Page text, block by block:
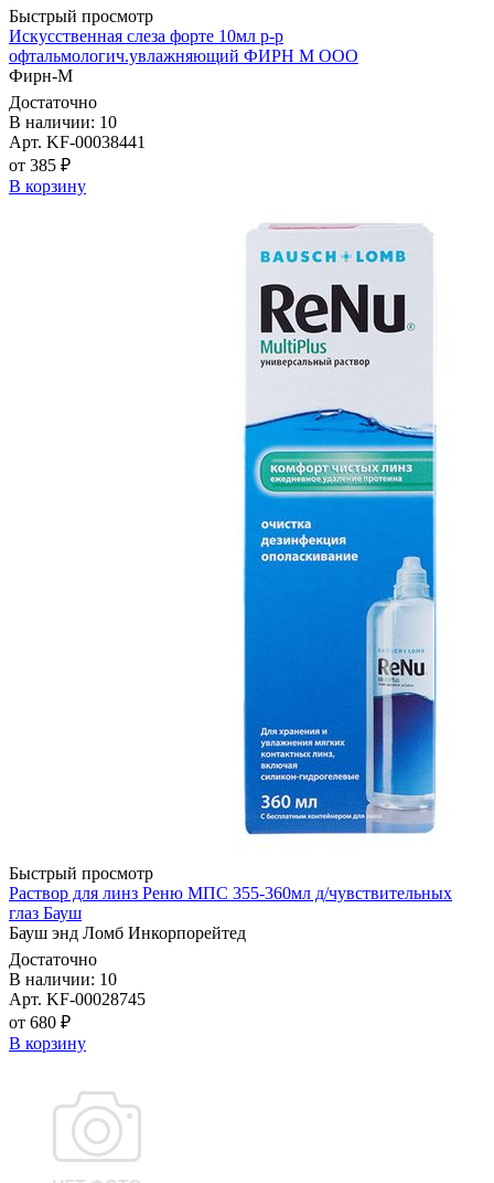
Быстрый просмотр
Искусственная слеза форте 10мл р-р
офтальмологич.увлажняющий ФИРН М ООО
Фирн-М
Достаточно
В наличии: 10
Арт. KF-00038441
от 385 ₽
В корзину
Быстрый просмотр
Раствор для линз Реню МПС 355-360мл д/чувствительных
глаз Бауш
Бауш энд Ломб Инкорпорейтед
Достаточно
В наличии: 10
Арт. KF-00028745
от 680 ₽
В корзину